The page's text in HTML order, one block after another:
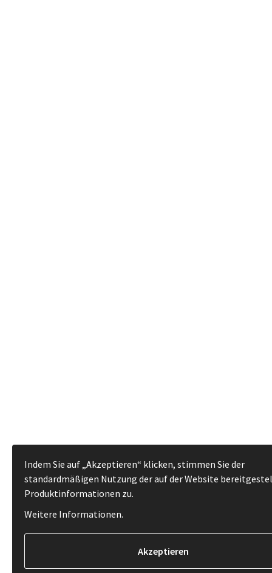
Indem Sie auf „Akzeptieren“ klicken, stimmen Sie der
standardmäßigen Nutzung der auf der Website
Produktinformationen zu.
Weitere Informationen.